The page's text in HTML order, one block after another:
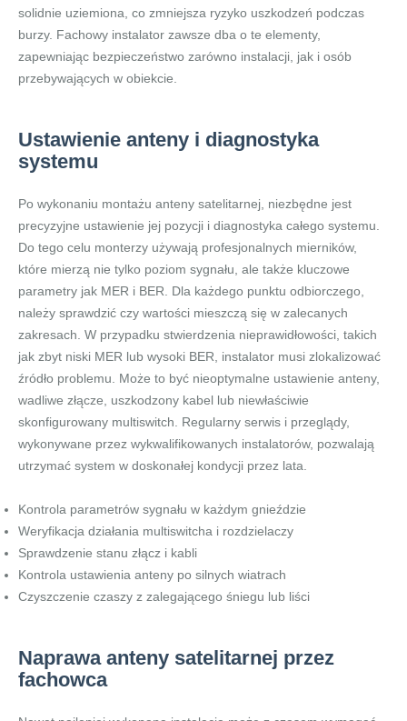
solidnie uziemiona, co zmniejsza ryzyko uszkodzeń podczas
burzy. Fachowy instalator zawsze dba o te elementy,
zapewniając bezpieczeństwo zarówno instalacji, jak i osób
przebywających w obiekcie.
Ustawienie anteny i diagnostyka
systemu
Po wykonaniu montażu anteny satelitarnej, niezbędne jest
precyzyjne ustawienie jej pozycji i diagnostyka całego systemu.
Do tego celu monterzy używają profesjonalnych mierników,
które mierzą nie tylko poziom sygnału, ale także kluczowe
parametry jak MER i BER. Dla każdego punktu odbiorczego,
należy sprawdzić czy wartości mieszczą się w zalecanych
zakresach. W przypadku stwierdzenia nieprawidłowości, takich
jak zbyt niski MER lub wysoki BER, instalator musi zlokalizować
źródło problemu. Może to być nieoptymalne ustawienie anteny,
wadliwe złącze, uszkodzony kabel lub niewłaściwie
skonfigurowany multiswitch. Regularny serwis i przeglądy,
wykonywane przez wykwalifikowanych instalatorów, pozwalają
utrzymać system w doskonałej kondycji przez lata.
Kontrola parametrów sygnału w każdym gnieździe
Weryfikacja działania multiswitcha i rozdzielaczy
Sprawdzenie stanu złącz i kabli
Kontrola ustawienia anteny po silnych wiatrach
Czyszczenie czaszy z zalegającego śniegu lub liści
Naprawa anteny satelitarnej przez
fachowca